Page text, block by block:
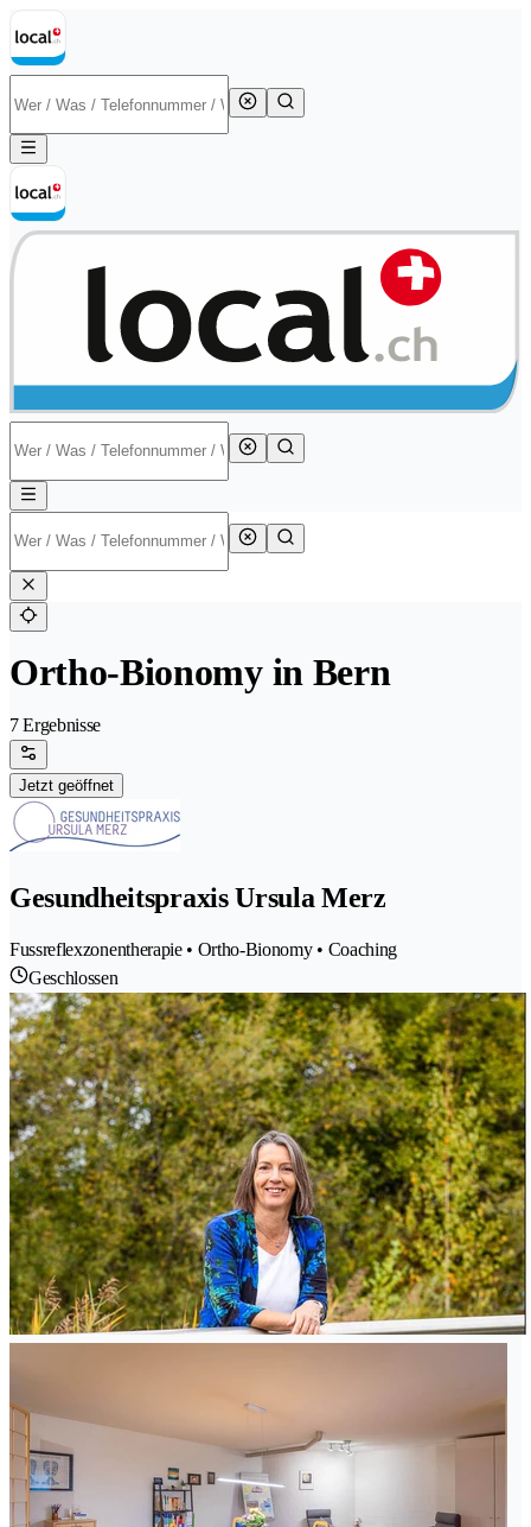
Ortho-Bionomy in Bern
7 Ergebnisse
Jetzt geöffnet
Gesundheitspraxis Ursula Merz
Fussreflexzonentherapie • Ortho-Bionomy • Coaching
Geschlossen